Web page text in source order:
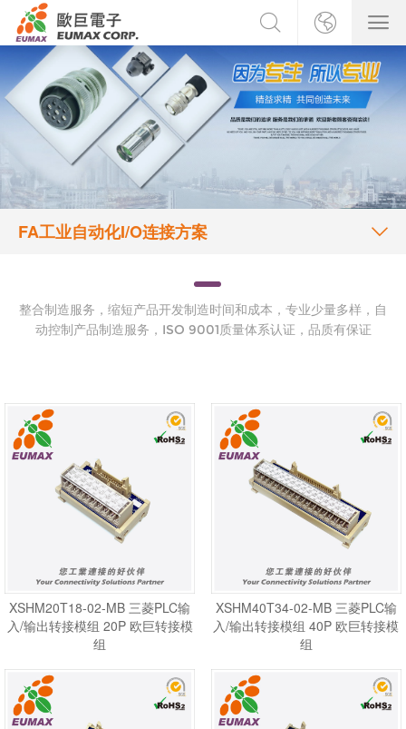
FA工业自动化I/O连接方案
整合制造服务，缩短产品开发制造时间和成本，专业少量多样，自
动控制产品制造服务，ISO 9001质量体系认证，品质有保证
XSHM20T18-02-MB 三菱PLC输
入/输出转接模组 20P 欧巨转接模
组
XSHM40T34-02-MB 三菱PLC输
入/输出转接模组 40P 欧巨转接模
组